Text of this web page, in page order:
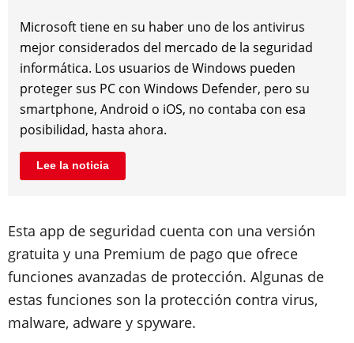
Microsoft tiene en su haber uno de los antivirus
mejor considerados del mercado de la seguridad
informática. Los usuarios de Windows pueden
proteger sus PC con Windows Defender, pero su
smartphone, Android o iOS, no contaba con esa
posibilidad, hasta ahora.
Lee la noticia
Esta app de seguridad cuenta con una versión
gratuita y una Premium de pago que ofrece
funciones avanzadas de protección. Algunas de
estas funciones son la protección contra virus,
malware, adware y spyware.